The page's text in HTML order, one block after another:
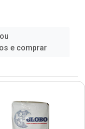
e comprar